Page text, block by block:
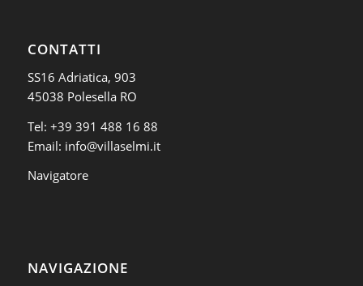
CONTATTI
SS16 Adriatica, 903
45038 Polesella RO
Tel: +39 391 488 16 88
Email: info@villaselmi.it
Navigatore
NAVIGAZIONE